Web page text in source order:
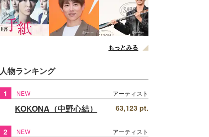
もっとみる
人物ランキング
1 NEW アーティスト
KOKONA（中野心結） 63,123 pt.
2 NEW アーティスト